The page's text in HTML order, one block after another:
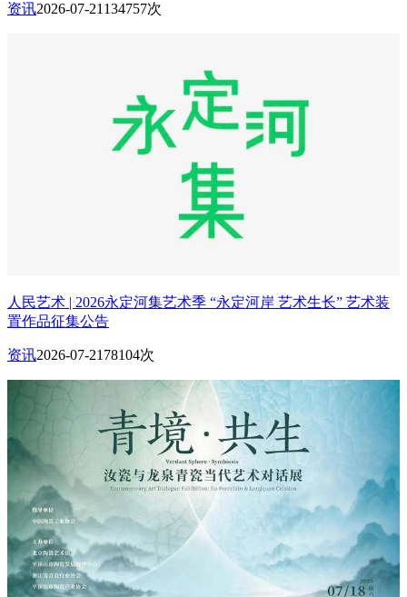
资讯2026-07-21 134757次
人民艺术 | 2026永定河集艺术季 “永定河岸 艺术生长” 艺术装
置作品征集公告
资讯2026-07-21 78104次